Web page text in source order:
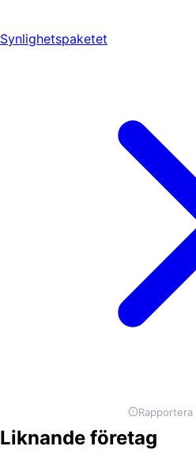
Synlighetspaketet
Liknande företag